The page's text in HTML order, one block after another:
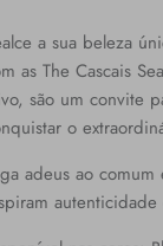
a sua beleza
as The Cascais
são um convite
o
adeus ao